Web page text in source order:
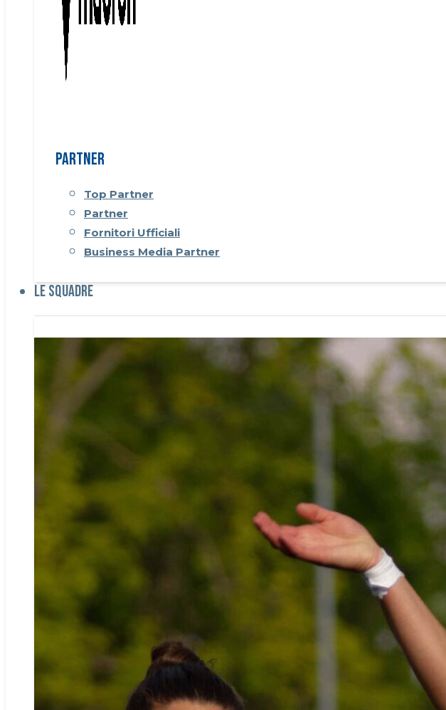
Partner
Top Partner
Partner
Fornitori Ufficiali
Business Media Partner
Le Squadre